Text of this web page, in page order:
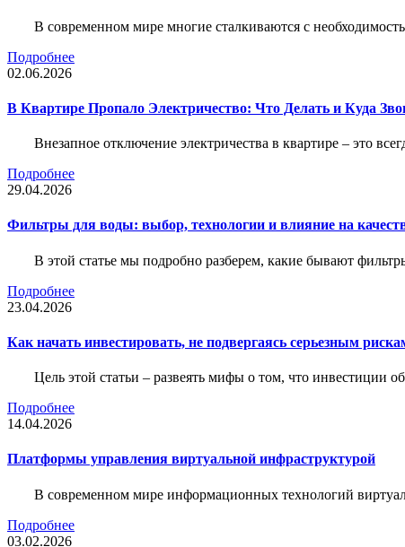
В современном мире многие сталкиваются с
Подробнее
02.06.2026
В Квартире Пропало Электричество: Что Делать и Куда
Внезапное отключение электричества в квартире – это
Подробнее
29.04.2026
Фильтры для воды: выбор, технологии и влияние на
В этой статье мы подробно разберем, какие бывают
Подробнее
23.04.2026
Как начать инвестировать, не подвергаясь серьезным
Цель этой статьи – развеять мифы о том, что инвестиции
Подробнее
14.04.2026
Платформы управления виртуальной инфраструктурой
В современном мире информационных технологий
Подробнее
03.02.2026